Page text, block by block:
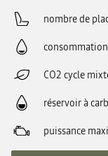
nombre de
CO2 cycle
réservoir à
puissance